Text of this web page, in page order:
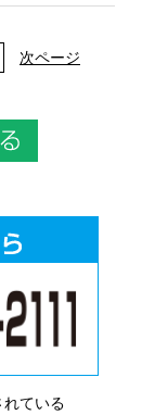
次ページ
ている